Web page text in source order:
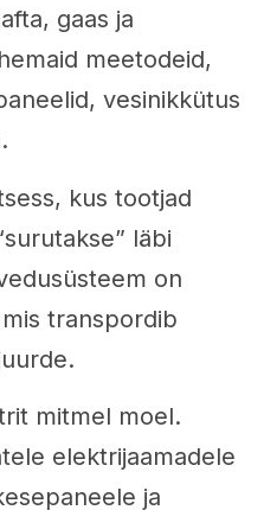
gaas ja
meetodeid,
vesinikkütus
kus tootjad
läbi
on
transpordib
mitmel moel.
elektrijaamadele
ja